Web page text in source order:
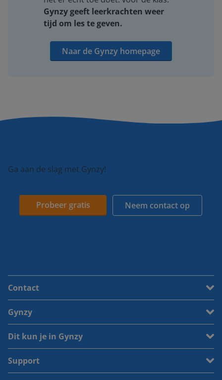
Gynzy geeft leerkrachten weer
tijd om les te geven.
Naar de Gynzy homepage
Ga aan de slag met Gynzy!
Probeer gratis Neem contact op
Contact
Gynzy
Dit kun je in Gynzy
Support